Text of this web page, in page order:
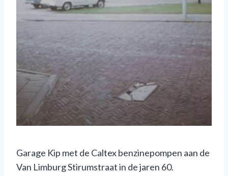
Garage Kip met de Caltex benzinepompen aan de
Van Limburg Stirumstraat in de jaren 60.